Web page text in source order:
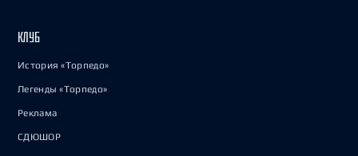
КЛУБ
История «Торпедо»
Легенды «Торпедо»
Реклама
СДЮШОР